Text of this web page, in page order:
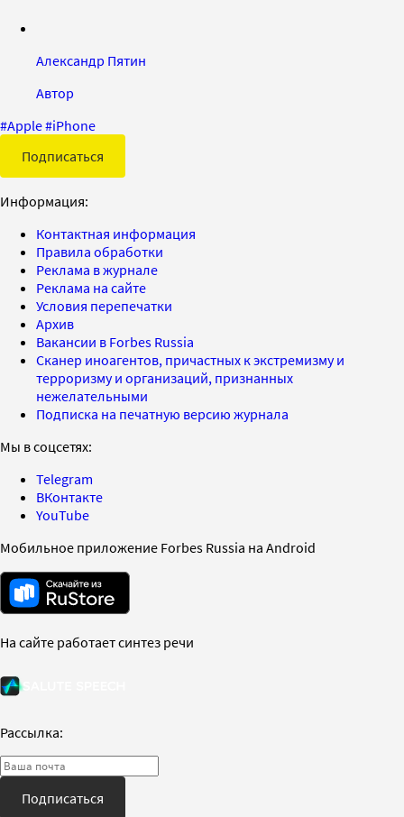
Александр Пятин
Автор
#Apple#iPhone
Подписаться
Информация:
Контактная информация
Правила обработки
Реклама в журнале
Реклама на сайте
Условия перепечатки
Архив
Вакансии в Forbes Russia
Сканер иноагентов, причастных к экстремизму и
терроризму и организаций, признанных
нежелательными
Подписка на печатную версию журнала
Мы в соцсетях:
Telegram
ВКонтакте
YouTube
Мобильное приложение Forbes Russia на Android
На сайте работает синтез речи
Рассылка:
Подписаться